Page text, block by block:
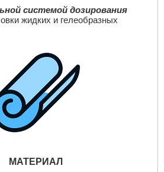
системой дозирования
жидких и гелеобразных
МАТЕРИАЛ